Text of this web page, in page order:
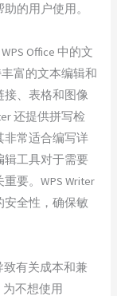
的用户使用。
Office 中的文
富的文本编辑和
接、表格和图像
还提供拼写检
非常适合编写详
辑工具对于需要
要。WPS Writer
安全性，确保敏
致有关成本和兼
为不想使用